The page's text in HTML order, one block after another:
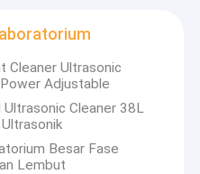
Cleaner Ultrasonic
Adjustable
Cleaner 38L
Besar Fase
Lembut
pembersih ultrasonik kami
hubungi kami.